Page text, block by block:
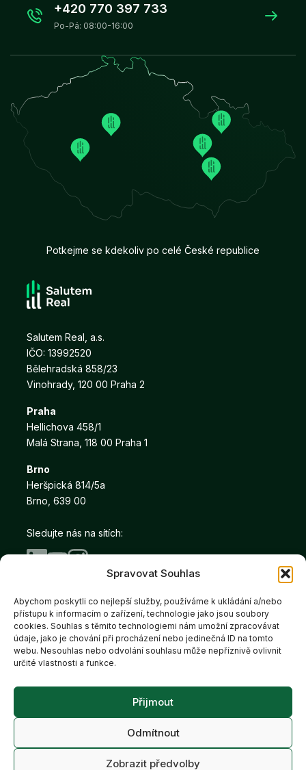
Spravovat Souhlas
Abychom poskytli co nejlepší služby, používáme k ukládání a/nebo
přístupu k informacím o zařízení, technologie jako jsou soubory
cookies. Souhlas s těmito technologiemi nám umožní zpracovávat
údaje, jako je chování při procházení nebo jedinečná ID na tomto
webu. Nesouhlas nebo odvolání souhlasu může nepříznivě ovlivnit
určité vlastnosti a funkce.
Přijmout
Odmítnout
Zobrazit předvolby
+420 770 397 733
Po-Pá: 08:00-16:00
Potkejme se kdekoliv po celé České republice
Salutem Real, a.s.
IČO: 13992520
Bělehradská 858/23
Vinohrady, 120 00 Praha 2
Praha
Hellichova 458/1
Malá Strana, 118 00 Praha 1
Brno
Heršpická 814/5a
Brno, 639 00
Sledujte nás na sítích:
Copyright © Salutem Real 2026
Prohlášení o ochraně Cookies
Salutem Real je členem
skupiny Salutem Group